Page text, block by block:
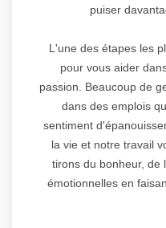
puiser
L'une des étapes les
pour vous aider
passion. Beaucoup de
dans des emplois
sentiment
la vie et notre travail
tirons du bonheur, de
émotionnelles en